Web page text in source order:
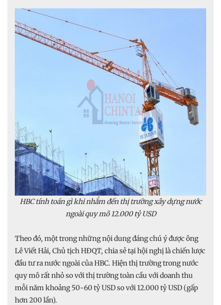
HBC tính toán gì khi nhắm đến thị trường xây dựng nước
ngoài quy mô 12.000 tỷ USD
Theo đó, một trong những nội dung đáng chú ý được ông
Lê Viết Hải, Chủ tịch HĐQT, chia sẻ tại hội nghị là chiến lược
đầu tư ra nước ngoài của HBC. Hiện thị trường trong nước
quy mô rất nhỏ so với thị trường toàn cầu với doanh thu
mỗi năm khoảng 50-60 tỷ USD so với 12.000 tỷ USD (gấp
hơn 200 lần).